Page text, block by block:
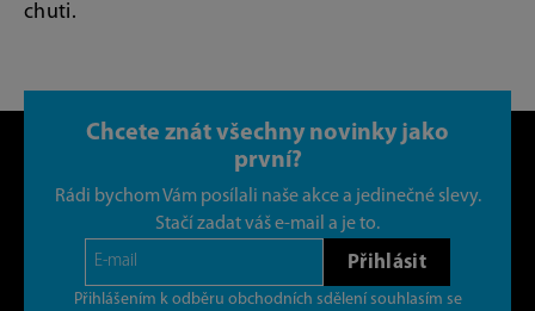
chuti.
Chcete znát všechny novinky jako
první?
Rádi bychom Vám posílali naše akce a jedinečné slevy.
Stačí zadat váš e-mail a je to.
Přihlásit
Přihlášením k odběru obchodních sdělení souhlasím se